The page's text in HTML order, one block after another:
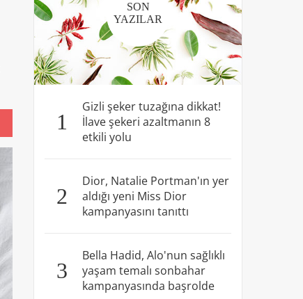
SON
YAZILAR
1
Gizli şeker tuzağına dikkat!
İlave şekeri azaltmanın 8
etkili yolu
2
Dior, Natalie Portman'ın yer
aldığı yeni Miss Dior
kampanyasını tanıttı
3
Bella Hadid, Alo'nun sağlıklı
yaşam temalı sonbahar
kampanyasında başrolde